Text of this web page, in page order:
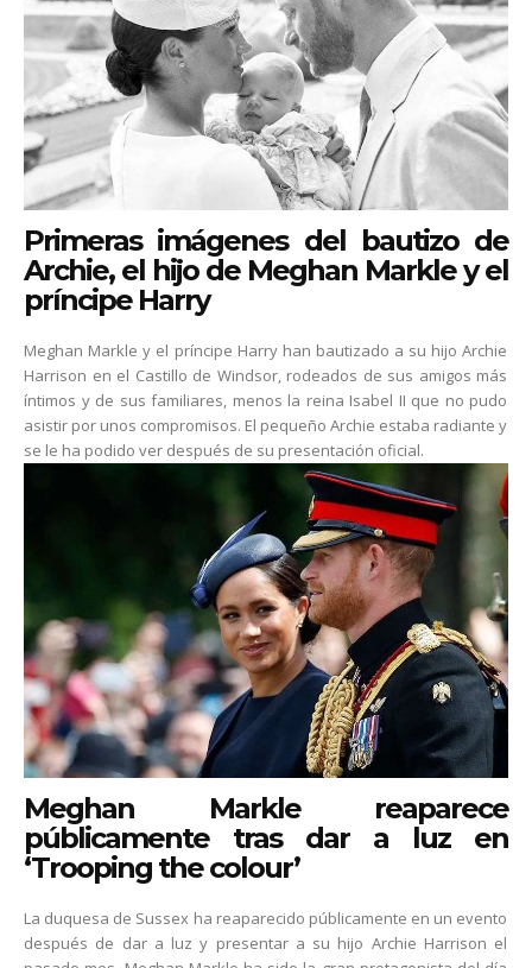
Primeras imágenes del bautizo de
Archie, el hijo de Meghan Markle y el
príncipe Harry
Meghan Markle y el príncipe Harry han bautizado a su hijo Archie
Harrison en el Castillo de Windsor, rodeados de sus amigos más
íntimos y de sus familiares, menos la reina Isabel II que no pudo
asistir por unos compromisos. El pequeño Archie estaba radiante y
se le ha podido ver después de su presentación oficial.
Meghan Markle reaparece
públicamente tras dar a luz en
‘Trooping the colour’
La duquesa de Sussex ha reaparecido públicamente en un evento
después de dar a luz y presentar a su hijo Archie Harrison el